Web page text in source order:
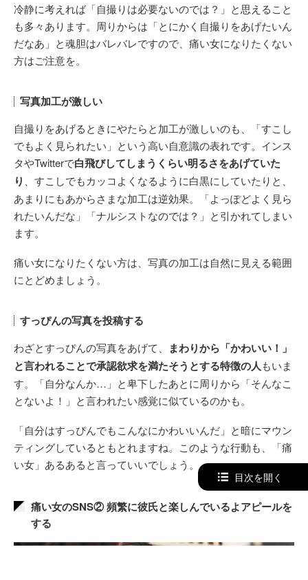
冷静に考えれば「自撮りは必要ないのでは？」と思えること
も多々あります。周りからは「とにかく自撮りをあげたいん
だなあ」と魂胆はバレバレですので、痛い女になりたくない
方はご注意を。
写真加工が激しい
自撮りをあげるときにやたらと加工が激しいのも、「すこし
でもよく見られたい」という高い自意識の表れです。インス
タやTwitterで白飛びしてしまうくらい明るさをあげていた
り
、すこしでもカッコよくなるように白黒にしていたりと、
あまりにもあからさまな加工は逆効果。「よっぽどよく見ら
れたいんだな」「ナルシストなのでは？」と引かれてしまい
ます。
痛い女になりたくない方は、写真の加工は自然に見える範囲
にとどめましょう。
すっぴんの写真を投稿する
わざとすっぴんの写真をあげて、
まわりから「かわいい！」
と言われることで承認欲求を満たそうとする特徴の人もいま
す。「自分なんか…」と卑下したあとに周りから「そんなこ
とないよ！」と言われたい感覚に似ているのかも。
「自分はすっぴんでもこんなにかわいいんだ」と暗にマウン
ティングしているともとれますね。このような行動も、「痛
い女」あるあると言っていいでしょう。
痛い女のSNS② 頻繁に彼氏と楽しんでいるよアピールを
する
目次を開く